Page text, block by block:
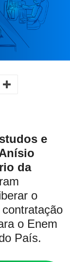
e
da
o
o Enem
País.